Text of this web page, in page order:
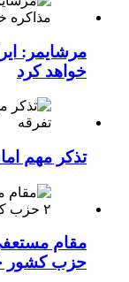
مرشایمر:
خواهد کرد
تذکر مهم
حزب کشور